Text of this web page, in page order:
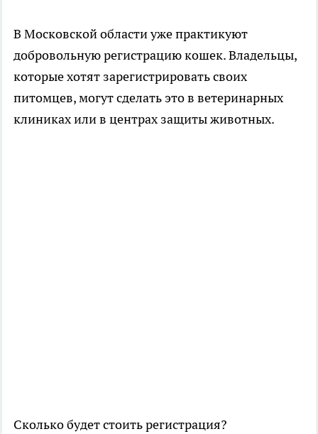
В Московской области уже практикуют
добровольную регистрацию кошек. Владельцы,
которые хотят зарегистрировать своих
питомцев, могут сделать это в ветеринарных
клиниках или в центрах защиты животных.
Сколько будет стоить регистрация?